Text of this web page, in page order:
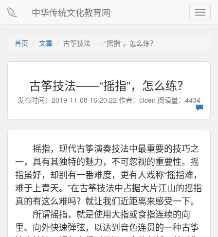
中华传统文化教育网
首页 文章 古筝技法——“摇指”，怎么练？
古筝技法——“摇指”，怎么练？
发布时间：2019-11-08 16:20:22 作者： ctcen 阅读量：4434
摇指，现代古筝演奏技法中最重要的技巧之
一，具有其独特的魅力，不可忽视的重要性。摇
指虽好，却别有一番难度，更有人戏称“摇指难，
难于上青天。”在古筝技法中占据大片江山的摇指
真的有这么难吗？就让我们近距离来感受一下。
所谓摇指，就是使用大指或食指连续的向
里、向外快速弹弦，以达到音色连贯的一种古筝